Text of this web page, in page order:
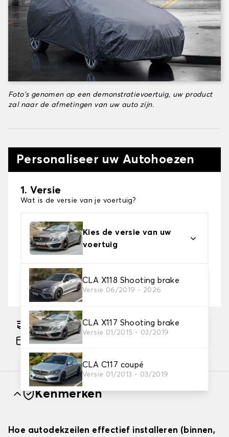
Foto's genomen op een demonstratievoertuig, uw product
zal naar de afmetingen van uw auto zijn.
Personaliseer uw Autohoezen
1. Versie
Wat is de versie van je voertuig?
Kies de versie van uw
voertuig
CLA X118 Shooting brake
Versie 06/2019 - 2026
CLA X117 Shooting brake
Versie 01/2015 - 03/2019
CLA C117 coupé
Versie 01/2013 - 03/2019
2. Beschermingsniveau
Kies de juiste beschermhoes voor uw behoeftes
Geschatte gratis levering naar 17-08-2026
Betaling in 3x gratis, vanaf €60 aankoop.
Kenmerken
Hoe autodekzeilen effectief installeren (binnen,